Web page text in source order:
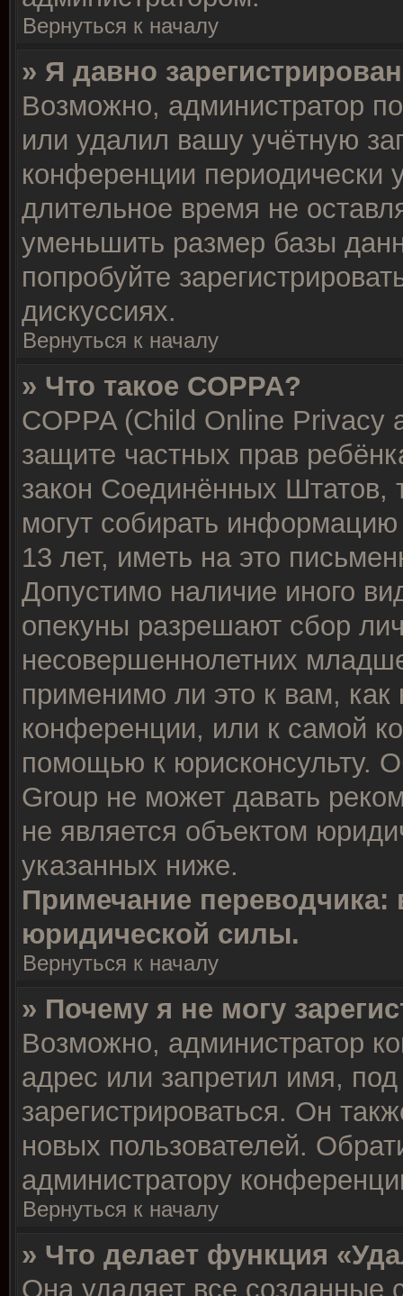
Вернуться к началу
» Я давно
Возможно, администратор
или удалил вашу учётную
конференции периодически
длительное время не
уменьшить размер базы
попробуйте
дискуссиях.
Вернуться к началу
» Что такое COPPA?
COPPA (Child Online Privacy
защите частных прав
закон Соединённых Штатов,
могут собирать
13 лет, иметь на это
Допустимо наличие иного
опекуны разрешают сбор
несовершеннолетних
применимо ли это к вам,
конференции, или к самой
помощью к юрисконсульту.
Group не может давать
не является объектом
указанных ниже.
Примечание переводчика:
юридической силы.
Вернуться к началу
» Почему я не могу
Возможно, администратор
адрес или запретил имя,
зарегистрироваться. Он
новых пользователей.
администратору
Вернуться к началу
» Что делает функция
Она удаляет все созданные